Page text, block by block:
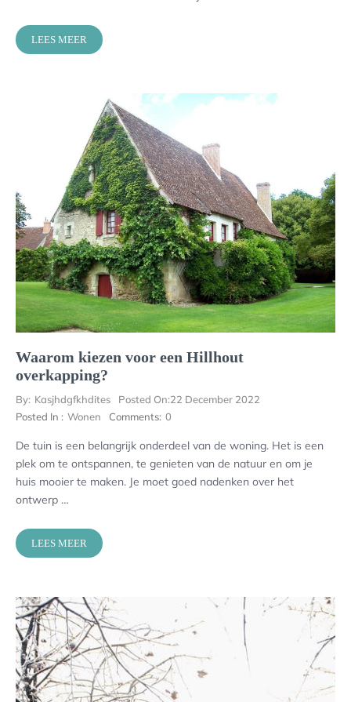
LEES MEER
Waarom kiezen voor een Hillhout
overkapping?
By: Kasjhdgfkhdites Posted On:22 December 2022
Posted In : Wonen Comments: 0
De tuin is een belangrijk onderdeel van de woning. Het is een
plek om te ontspannen, te genieten van de natuur en om je
huis mooier te maken. Je moet goed nadenken over het
ontwerp …
LEES MEER